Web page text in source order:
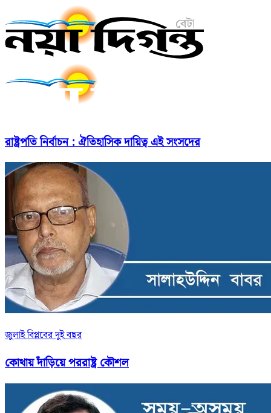
রাষ্ট্রপতি নির্বাচন : ঐতিহাসিক দায়িত্ব এই সংসদের
জুলাই বিপ্লবের দুই বছর
কোথায় দাঁড়িয়ে পররাষ্ট্র কৌশল